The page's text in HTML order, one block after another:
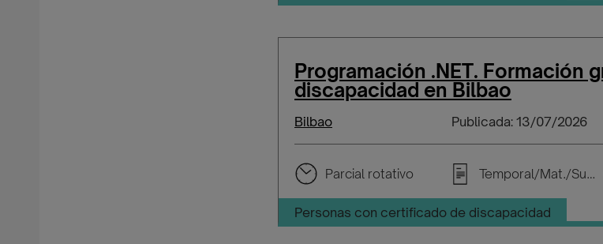
Programación .NET. Formación
discapacidad en Bilbao
Bilbao Publicada: 13/07/2026
Parcial rotativo Temporal/Mat./Sustitución/...
Personas con certificado de discapacidad